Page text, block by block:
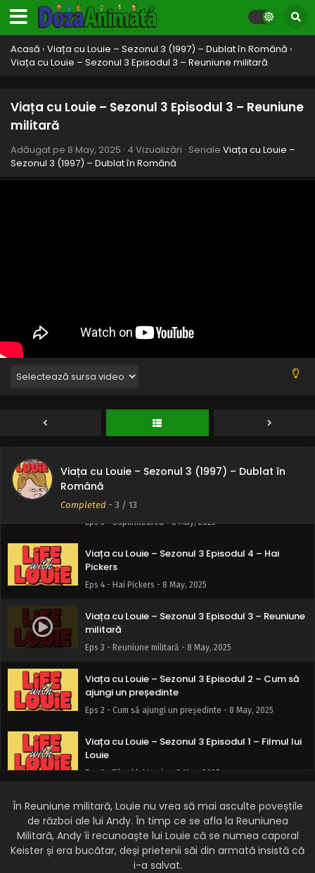
Acasă › Viața cu Louie – Sezonul 3 (1997) – Dublat în Română ›
Viața cu Louie – Sezonul 3 Episodul 3 – Reuniune militară
Viața cu Louie – Sezonul 3 Episodul 3 – Reuniune
militară
Adăugat pe 8 May, 2025 · 4 Vizualizări · Seriale Viața cu Louie –
Sezonul 3 (1997) – Dublat în Română
Viața cu Louie – Sezonul 3 (1997) – Dublat în
Română
Completed - 3 / 13
Eps 13 - Ziua mamei - 8 May, 2025
Viața cu Louie – Sezonul 3 Episodul 12 – Baschet
sau gogoși
Viața cu Louie – Sezonul 3 Episodul 11 – Orbit de
Eps 11 - Orbit de dragoste - 8 May, 2025
Viața cu Louie – Sezonul 3 Episodul 10 – Portret
Eps 8 - Întâlnire de gradul Louie - 8 May, 2025
călătorie nebună cu Dl. Louie
Viața cu Louie – Sezonul 3 Episodul 6 –
Viața cu Louie – Sezonul 3 Episodul 5 –
Suplinitoarea
Eps 5 - Suplinitoarea - 8 May, 2025
Viața cu Louie – Sezonul 3 Episodul 4 – Hai
Pickers
Eps 4 - Hai Pickers - 8 May, 2025
Viața cu Louie – Sezonul 3 Episodul 3 – Reuniune
militară
Eps 3 - Reuniune militară - 8 May, 2025
Viața cu Louie – Sezonul 3 Episodul 2 – Cum să
ajungi un președinte
Eps 2 - Cum să ajungi un președinte - 8 May, 2025
Viața cu Louie – Sezonul 3 Episodul 1 – Filmul lui
Louie
Eps 1 - Filmul lui Louie - 8 May, 2025
În Reuniune militară, Louie nu vrea să mai asculte poveștile
de război ale lui Andy. În timp ce se afla la Reuniunea
Militară, Andy îi recunoaște lui Louie că se numea caporal
Keister și era bucătar, deși prietenii săi din armată insistă că
i-a salvat.